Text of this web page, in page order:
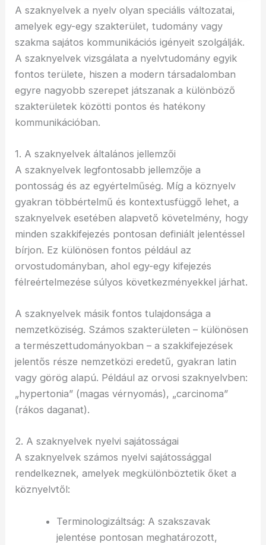
A szaknyelvek a nyelv olyan speciális változatai,
amelyek egy-egy szakterület, tudomány vagy
szakma sajátos kommunikációs igényeit szolgálják.
A szaknyelvek vizsgálata a nyelvtudomány egyik
fontos területe, hiszen a modern társadalomban
egyre nagyobb szerepet játszanak a különböző
szakterületek közötti pontos és hatékony
kommunikációban.
1. A szaknyelvek általános jellemzői
A szaknyelvek legfontosabb jellemzője a
pontosság és az egyértelműség. Míg a köznyelv
gyakran többértelmű és kontextusfüggő lehet, a
szaknyelvek esetében alapvető követelmény, hogy
minden szakkifejezés pontosan definiált jelentéssel
bírjon. Ez különösen fontos például az
orvostudományban, ahol egy-egy kifejezés
félreértelmezése súlyos következményekkel járhat.
A szaknyelvek másik fontos tulajdonsága a
nemzetköziség. Számos szakterületen – különösen
a természettudományokban – a szakkifejezések
jelentős része nemzetközi eredetű, gyakran latin
vagy görög alapú. Például az orvosi szaknyelvben:
„hypertonia” (magas vérnyomás), „carcinoma”
(rákos daganat).
2. A szaknyelvek nyelvi sajátosságai
A szaknyelvek számos nyelvi sajátossággal
rendelkeznek, amelyek megkülönböztetik őket a
köznyelvtől:
Terminologizáltság: A szakszavak
jelentése pontosan meghatározott,